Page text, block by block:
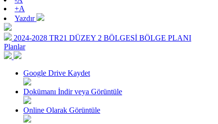
+A
Yazdır
2024-2028 TR21 DÜZEY 2 BÖLGESİ BÖLGE PLANI
Planlar
Google Drive Kaydet
Dokümanı İndir veya Görüntüle
Online Olarak Görüntüle